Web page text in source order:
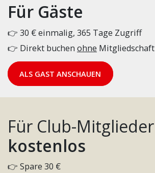
Für Gäste
👉 30 € einmalig, 365 Tage Zugriff
👉 Direkt buchen ohne Mitgliedschaft
ALS GAST ANSCHAUEN
Für Club-Mitglieder
kostenlos
👉 Spare 30 €